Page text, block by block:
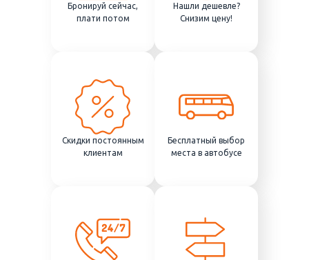
Бронируй сейчас,
плати потом
Нашли дешевле?
Снизим цену!
Скидки постоянным
клиентам
Бесплатный выбор
места в автобусе